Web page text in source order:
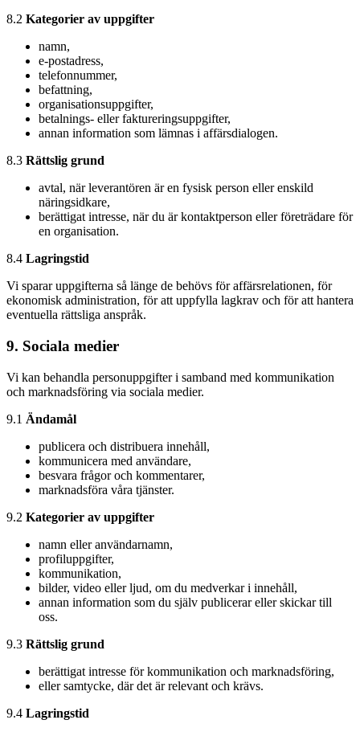
8.2 Kategorier av uppgifter
namn,
e-postadress,
telefonnummer,
befattning,
organisationsuppgifter,
betalnings- eller faktureringsuppgifter,
annan information som lämnas i affärsdialogen.
8.3 Rättslig grund
avtal, när leverantören är en fysisk person eller enskild
näringsidkare,
berättigat intresse, när du är kontaktperson eller företrädare för
en organisation.
8.4 Lagringstid
Vi sparar uppgifterna så länge de behövs för affärsrelationen, för
ekonomisk administration, för att uppfylla lagkrav och för att hantera
eventuella rättsliga anspråk.
9. Sociala medier
Vi kan behandla personuppgifter i samband med kommunikation
och marknadsföring via sociala medier.
9.1 Ändamål
publicera och distribuera innehåll,
kommunicera med användare,
besvara frågor och kommentarer,
marknadsföra våra tjänster.
9.2 Kategorier av uppgifter
namn eller användarnamn,
profiluppgifter,
kommunikation,
bilder, video eller ljud, om du medverkar i innehåll,
annan information som du själv publicerar eller skickar till
oss.
9.3 Rättslig grund
berättigat intresse för kommunikation och marknadsföring,
eller samtycke, där det är relevant och krävs.
9.4 Lagringstid